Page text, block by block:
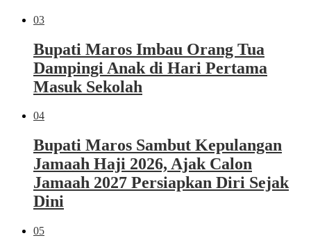
03
Bupati Maros Imbau Orang Tua
Dampingi Anak di Hari Pertama
Masuk Sekolah
04
Bupati Maros Sambut Kepulangan
Jamaah Haji 2026, Ajak Calon
Jamaah 2027 Persiapkan Diri Sejak
Dini
05